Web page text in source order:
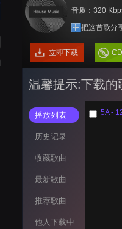
音质：320
把这首歌分
立即下载
温馨提示:下载的
播放列表
历史记录
收藏歌曲
最新歌曲
推荐歌曲
他人下载中
5A -